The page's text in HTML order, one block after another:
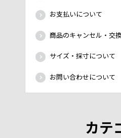
お支払いについて
商品のキャンセル・交
サイズ・採寸について
お問い合わせについて
カテ